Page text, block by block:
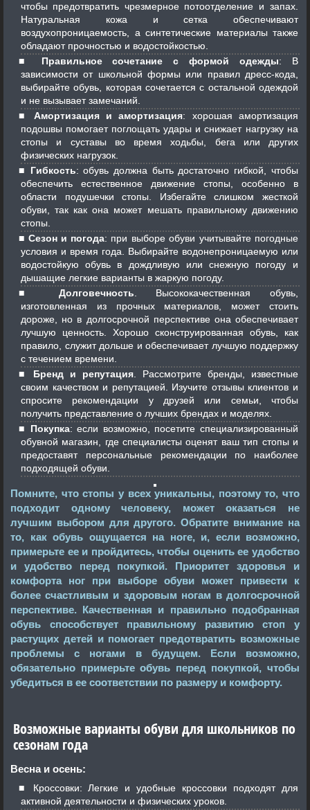
чтобы предотвратить чрезмерное потоотделение и запах.
Натуральная кожа и сетка обеспечивают
воздухопроницаемость, а синтетические материалы также
обладают прочностью и водостойкостью.
Правильное сочетание с формой одежды: В
зависимости от школьной формы или правил дресс-кода,
выбирайте обувь, которая сочетается с остальной одеждой
и не вызывает замечаний.
Амортизация и амортизация: хорошая амортизация
подошвы помогает поглощать удары и снижает нагрузку на
стопы и суставы во время ходьбы, бега или других
физических нагрузок.
Гибкость: обувь должна быть достаточно гибкой, чтобы
обеспечить естественное движение стопы, особенно в
области подушечки стопы. Избегайте слишком жесткой
обуви, так как она может мешать правильному движению
стопы.
Сезон и погода: при выборе обуви учитывайте погодные
условия и время года. Выбирайте водонепроницаемую или
водостойкую обувь в дождливую или снежную погоду и
дышащие легкие варианты в жаркую погоду.
Долговечность
изготовленная из прочных материалов, может стоить
дороже, но в долгосрочной перспективе она обеспечивает
лучшую ценность. Хорошо сконструированная обувь, как
правило, служит дольше и обеспечивает лучшую поддержку
с течением времени.
Бренд и репутация . Рассмотрите бренды, известные
своим качеством и репутацией. Изучите отзывы клиентов и
спросите рекомендации у друзей или семьи, чтобы
получить представление о лучших брендах и моделях.
Покупка: если возможно, посетите специализированный
обувной магазин, где специалисты оценят ваш тип стопы и
предоставят персональные рекомендации по наиболее
подходящей обуви.
Помните, что стопы у всех уникальны, поэтому то, что
подходит одному человеку, может оказаться не
лучшим выбором для другого. Обратите внимание на
то, как обувь ощущается на ноге, и, если возможно,
примерьте ее и пройдитесь, чтобы оценить ее удобство
и удобство перед покупкой. Приоритет здоровья и
комфорта ног при выборе обуви может привести к
более счастливым и здоровым ногам в долгосрочной
перспективе. Качественная и правильно подобранная
обувь способствует правильному развитию стоп у
растущих детей и помогает предотвратить возможные
проблемы с ногами в будущем. Если возможно,
обязательно примерьте обувь перед покупкой, чтобы
убедиться в ее соответствии по размеру и комфорту.
Возможные варианты обуви для школьников по
сезонам года
Весна и осень:
Кроссовки: Легкие и удобные кроссовки подходят для
активной деятельности и физических уроков.